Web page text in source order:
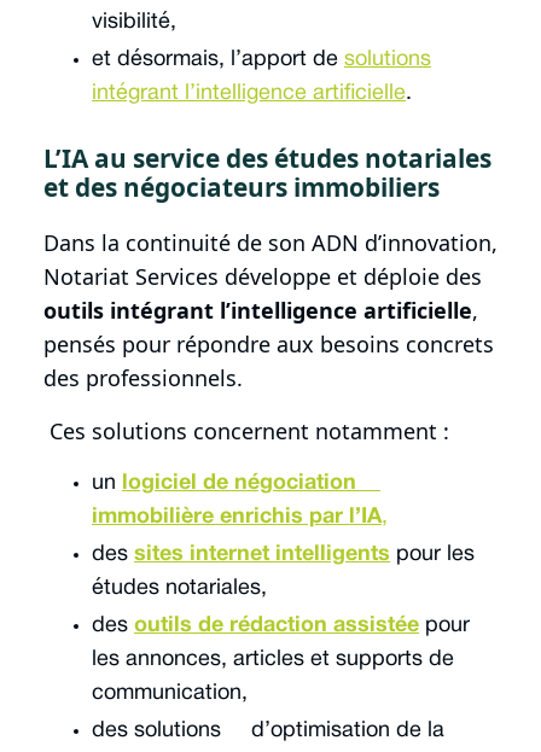
visibilité,
et désormais, l’apport de solutions
intégrant l’intelligence artificielle.
L’IA au service des études notariales
et des négociateurs immobiliers
Dans la continuité de son ADN d’innovation,
Notariat Services développe et déploie des
outils intégrant l’intelligence artificielle,
pensés pour répondre aux besoins concrets
des professionnels.
Ces solutions concernent notamment :
un
logiciel de négociation
immobilière enrichis par l’IA,
des sites internet intelligents pour les
études notariales,
des outils de rédaction assistée pour
les annonces, articles et supports de
communication,
des solutions d’optimisation de la